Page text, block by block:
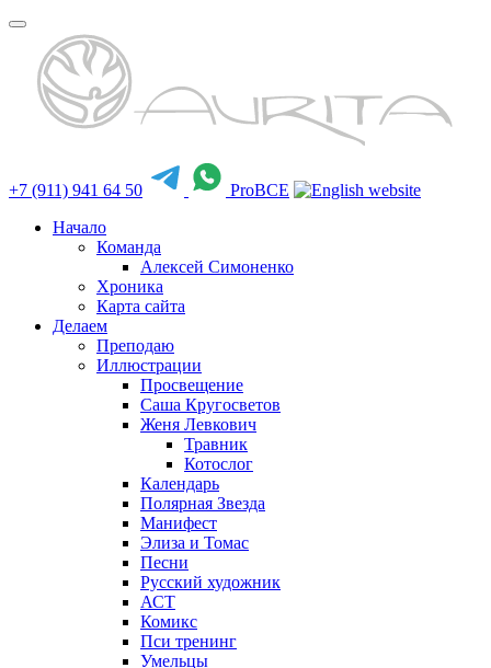
+7 (911) 941 64 50
ProBCE
Начало
Команда
Алексей Симоненко
Хроника
Карта сайта
Делаем
Преподаю
Иллюстрации
Просвещение
Саша Кругосветов
Женя Левкович
Травник
Котослог
Календарь
Полярная Звезда
Манифест
Элиза и Томас
Песни
Русский художник
АСТ
Комикс
Пси тренинг
Умельцы